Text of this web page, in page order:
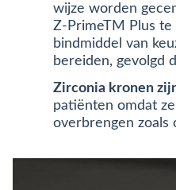
wijze worden
Z-PrimeTM Plus
bindmiddel van
bereiden, gevolgd
Zirconia kronen
patiënten omdat
overbrengen zoals